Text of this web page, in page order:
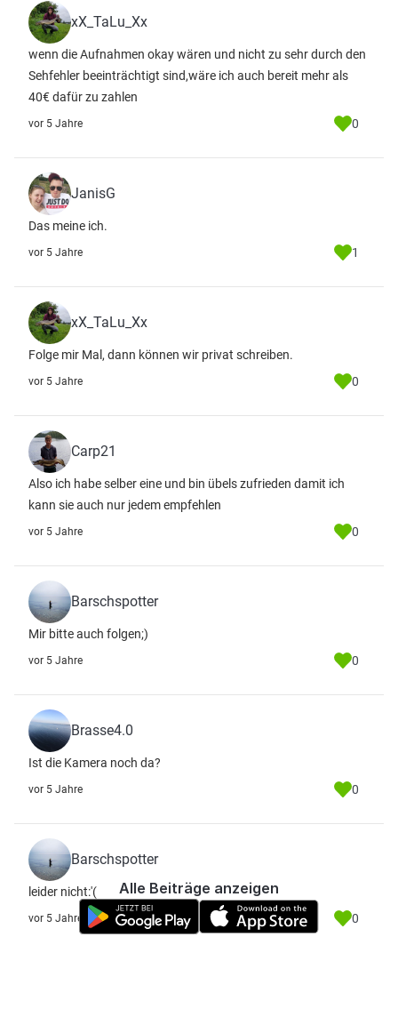
xX_TaLu_Xx
wenn die Aufnahmen okay wären und nicht zu sehr durch den
Sehfehler beeinträchtigt sind,wäre ich auch bereit mehr als
40€ dafür zu zahlen
vor 5 Jahre 0
JanisG
Das meine ich.
vor 5 Jahre 1
xX_TaLu_Xx
Folge mir Mal, dann können wir privat schreiben.
vor 5 Jahre 0
Carp21
Also ich habe selber eine und bin übels zufrieden damit ich
kann sie auch nur jedem empfehlen
vor 5 Jahre 0
Barschspotter
Mir bitte auch folgen;)
vor 5 Jahre 0
Brasse4.0
Ist die Kamera noch da?
vor 5 Jahre 0
Barschspotter
leider nicht:'(
vor 5 Jahre 0
Alle Beiträge anzeigen